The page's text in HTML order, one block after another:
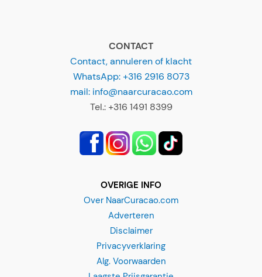
mail: info@naarcuracao.com
Tel.: +316 1491 8399
OVERIGE INFO
Over NaarCuracao.com
Adverteren
Disclaimer
Privacyverklaring
Alg. Voorwaarden
Laagste Prijsgarantie